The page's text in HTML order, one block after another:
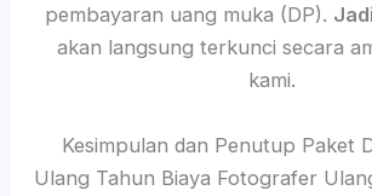
pembayaran uang muka (DP). Jadi
akan langsung terkunci secara
kami.
Kesimpulan dan Penutup Paket
Ulang Tahun Biaya Fotografer